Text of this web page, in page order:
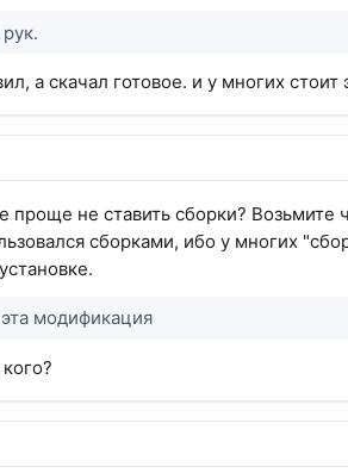
а скачал готовое. и у многих
проще не ставить сборки?
сборками, ибо у многих
модификация